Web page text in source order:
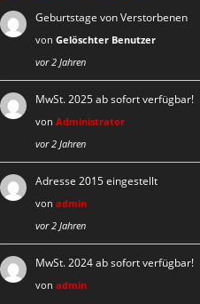
Geburtstage von Verstorbenen
vonGelöschter Benutzer
vor 2 Jahren
MwSt. 2025 ab sofort verfügbar!
vonAdministrator
vor 2 Jahren
Adresse 2015 eingestellt
vonadmin
vor 2 Jahren
MwSt. 2024 ab sofort verfügbar!
vonadmin